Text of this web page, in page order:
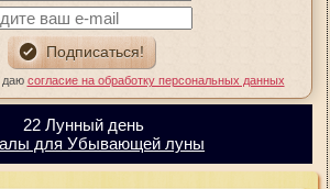
даю согласие на обработку персональных данных
22 Лунный день
для Убывающей луны